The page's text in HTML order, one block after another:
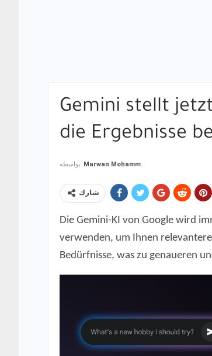
Gemini stellt
die Ergebnisse
Marwan Mohammad
شارك
Die Gemini-KI von Google wird
verwenden, um Ihnen
Bedürfnisse, was zu genaueren